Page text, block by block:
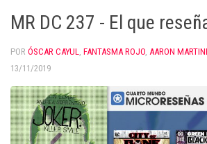
MR DC 237 - El que
POR ÓSCAR CAYUL, FANTASMA ROJO, AARON
13/11/2019